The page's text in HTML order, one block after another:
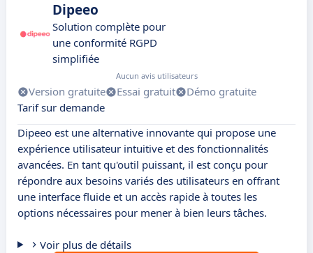
Dipeeo
Solution complète pour
une conformité RGPD
simplifiée
Aucun avis utilisateurs
Version gratuite Essai gratuit
Démo gratuite
Tarif sur demande
Dipeeo est une alternative innovante qui propose une
expérience utilisateur intuitive et des fonctionnalités
avancées. En tant qu'outil puissant, il est conçu pour
répondre aux besoins variés des utilisateurs en offrant
une interface fluide et un accès rapide à toutes les
options nécessaires pour mener à bien leurs tâches.
Voir plus de détails